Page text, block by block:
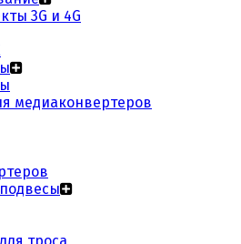
3G и 4G
медиаконвертеров